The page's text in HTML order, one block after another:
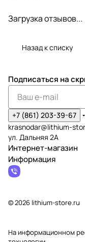
Загрузка отзывов...
Назад к списку
Подписаться на
+7 (861) 203-39-67
krasnodar@lithium-
ул. Дальняя 2А
Интернет-магазин
Информация
© 2026 lithium-store.ru
На информационном